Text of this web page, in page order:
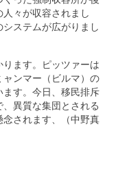
々が収容されまし
ステムが広がりまし
ます。ピッツァーは
ンマー（ビルマ）の
ます。今日、移民排斥
異質な集団とされる
念されます、（中野真